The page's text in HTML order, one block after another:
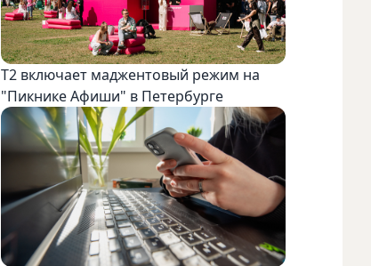
Т2 включает маджентовый режим на
"Пикнике Афиши" в Петербурге